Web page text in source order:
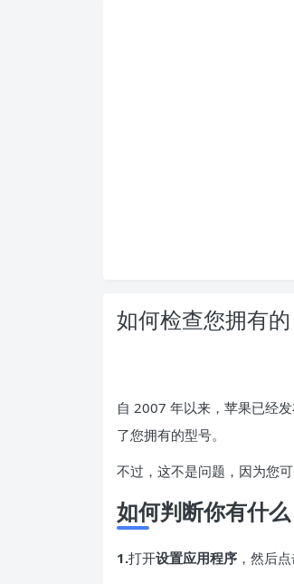
如何检查您拥有
自 2007 年以来， 苹果已经
了您拥有的型号。
不过，这不是问题，因为您
如何判断你有什
1.打开设置应用程序 ，然后